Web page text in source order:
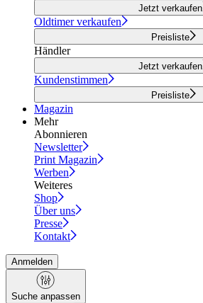
Jetzt verkaufen
Oldtimer verkaufen
Preisliste
Händler
Jetzt verkaufen
Kundenstimmen
Preisliste
Magazin
Mehr
Abonnieren
Newsletter
Print Magazin
Werben
Weiteres
Shop
Über uns
Presse
Kontakt
Anmelden
Suche anpassen